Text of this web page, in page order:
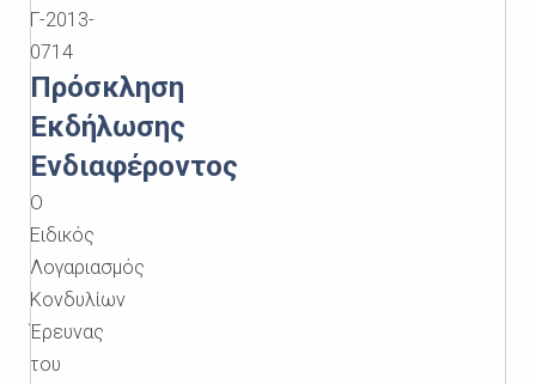
Γ-2013-
0714
Πρόσκληση
Εκδήλωσης
Ενδιαφέροντος
Ο
Ειδικός
Λογαριασμός
Κονδυλίων
Έρευνας
του